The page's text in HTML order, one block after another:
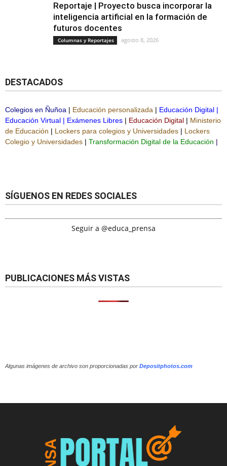
Reportaje | Proyecto busca incorporar la
inteligencia artificial en la formación de
futuros docentes
Columnas y Reportajes agosto 8, 2026
DESTACADOS
Colegios en Ñuñoa | Educación personalizada | Educación Digital |
Educación Virtual | Exámenes Libres | Educación Digital | Ministerio
de Educación | Lockers para colegios y Universidades | Lockers
Colegio y Universidades | Transformación Digital de la Educación |
SÍGUENOS EN REDES SOCIALES
Seguir a @educa_prensa
PUBLICACIONES MÁS VISTAS
Algunas imágenes de archivo son proporcionadas por Depositphotos.com